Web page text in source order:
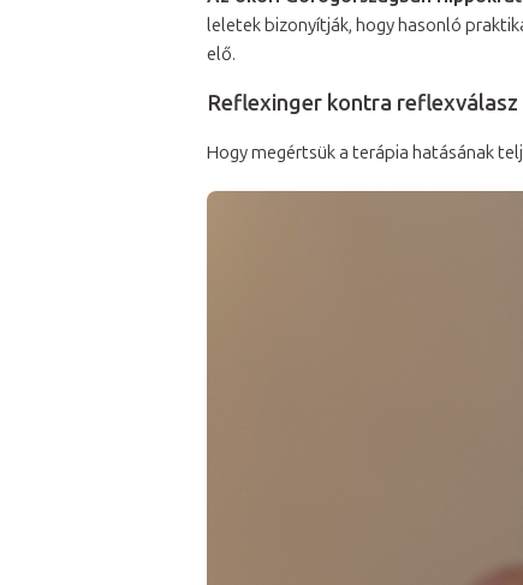
leletek bizonyítják, hogy hasonló
elő.
Reflexinger kontra reflexválasz
Hogy megértsük a terápia hatásának